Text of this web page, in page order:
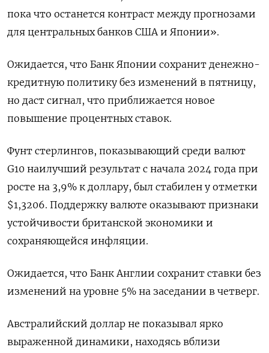
пока что останется контраст между прогнозами
для центральных банков США и Японии».
Ожидается, что Банк Японии сохранит денежно-
кредитную политику без изменений в пятницу,
но даст сигнал, что приближается новое
повышение процентных ставок.
Фунт стерлингов, показывающий среди валют
G10 наилучший результат с начала 2024 года при
росте на 3,9% к доллару, был стабилен у отметки
$1,3206​. Поддержку валюте оказывают признаки
устойчивости британской экономики и
сохраняющейся инфляции.
Ожидается, что Банк Англии сохранит ставки без
изменений на уровне 5% на заседании в четверг.
Австралийский доллар не показывал ярко
выраженной динамики, находясь вблизи